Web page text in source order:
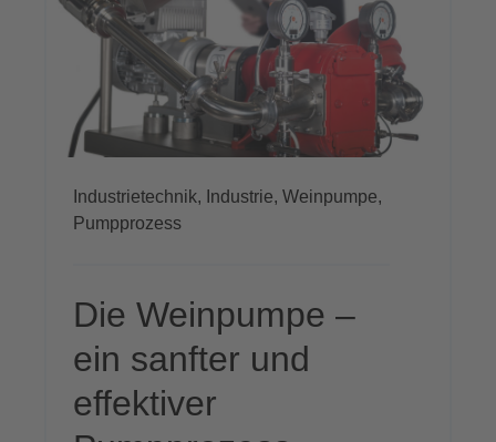
Industrietechnik, Industrie, Weinpumpe,
Pumpprozess
Die Weinpumpe –
ein sanfter und
effektiver